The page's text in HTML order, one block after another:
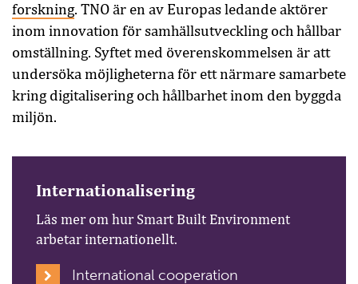
forskning. TNO är en av Europas ledande aktörer
inom innovation för samhällsutveckling och hållbar
omställning. Syftet med överenskommelsen är att
undersöka möjligheterna för ett närmare samarbete
kring digitalisering och hållbarhet inom den byggda
miljön.
Internationalisering
Läs mer om hur Smart Built Environment
arbetar internationellt.
International cooperation